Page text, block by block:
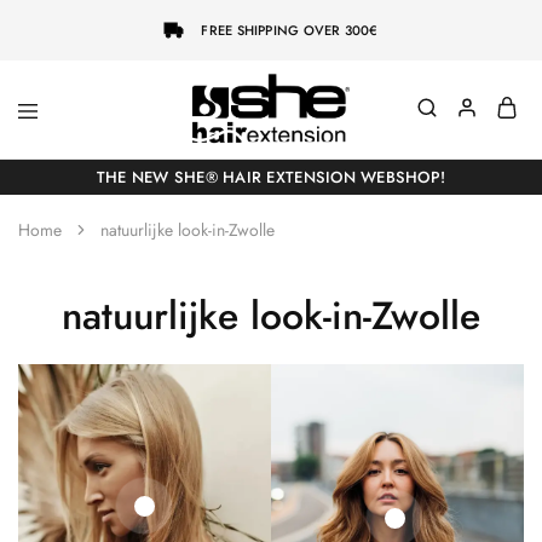
FREE SHIPPING OVER 300€
She-
Hairextensions
Socap
Premium
Hair
THE NEW SHE® HAIR EXTENSION WEBSHOP!
Home natuurlijke look-in-Zwolle
natuurlijke look-in-Zwolle